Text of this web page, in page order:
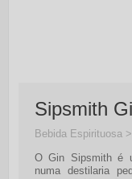
Sipsmith
Bebida Espirituosa
O Gin Sipsmith é
numa destilaria